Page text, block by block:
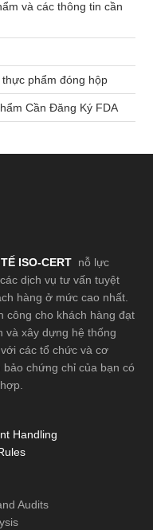
và các thông tin cần
phẩm đóng hộp
Cần Đăng Ký FDA
ISO-CERT nỗ lực
dịch vụ tư vấn tuyệt
hàng ở mức cao nhất.
công cho khách hàng đạt
và xây dựng hệ thống
các tổ chức và cơ
chứng chỉ của bạn có
Handling
Audits